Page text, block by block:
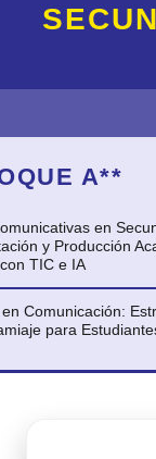
A**
en
y Producción
con TIC e IA
en Comunicación:
para